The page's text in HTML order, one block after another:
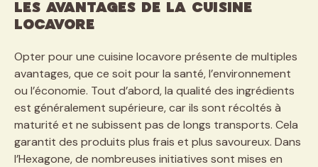
Les avantages de la cuisine
locavore
Opter pour une cuisine locavore présente de multiples
avantages, que ce soit pour la santé, l’environnement
ou l’économie. Tout d’abord, la qualité des ingrédients
est généralement supérieure, car ils sont récoltés à
maturité et ne subissent pas de longs transports. Cela
garantit des produits plus frais et plus savoureux. Dans
l’Hexagone, de nombreuses initiatives sont mises en